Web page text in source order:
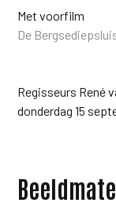
Met voorfilm
De
Regisseurs René
donderdag 15